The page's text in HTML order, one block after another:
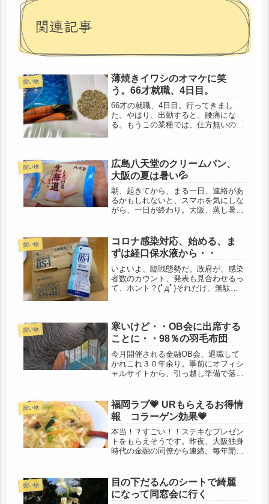
関連記事
買い物
薄焼きイワシのオマケに笑
う。66才就職、4日目。
66才の就職、4日目。行ってきまし
た。やはり、出勤すると、腰痛にな
る。もうこの業種では、仕方無いのか
あったら、無理だと思う。とにかく、
調理に...
買い物
広島八天堂のクリームパン、
大阪の夏は暑い💦
朝、起きてから、まる一日、連絡があ
るかもしれないと、スマホを気にしな
がら、一日が終わり。大阪、蒸し暑
ではないけど、もともと、湿度高い
し、暑いです💦母の介護帰省の際は、
待った...
買い物
コロナ感染対応、始める、ま
ずは経口保水液から・・
いよいよ、臨戦態勢だ。政府が、感染
者数のカウント、発表も見合わせるっ
て、ホント？(ﾟдﾟ)それだけ、無駄な
ここで、６６年の人生を振り返る前...
買い物
寒いけど・・OB会に出席する
ことに・・98％の羽毛布団
今月開催される金融OB会、退職して
かれこれ３０年余り。事前にオフィシ
ャルサイトから、引っ越し準備で落ち
夜、飲みに行く事にしていました。
「ベッド買っちゃったの？」「私は、
真央...
買い物
福岡ラブ💗 URもらえるお得情
報 コラーゲン効果💗
本当！？すごい！！ステキなプレゼン
トをもらえそうです。昨夜、大阪独身
時代の金融の同僚から連絡。毎年開催
のですが、UR居住者からの紹介で、
契約に至った場合、紹介料のようなも
の...
買い物
目の下だるんのシートで綺麗
になって同窓会に行く